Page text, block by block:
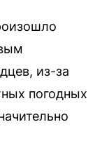
из-за
погодных